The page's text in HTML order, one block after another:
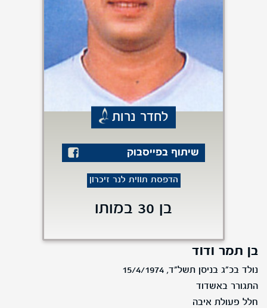
לחדר נרות
שיתוף בפייסבוק
הדפסת תווית לנר זיכרון
בן 30 במותו
בן תמר ודוד
נולד בכ"ג בניסן תשל"ד, 15/4/1974
התגורר באשדוד
חלל פעולת איבה